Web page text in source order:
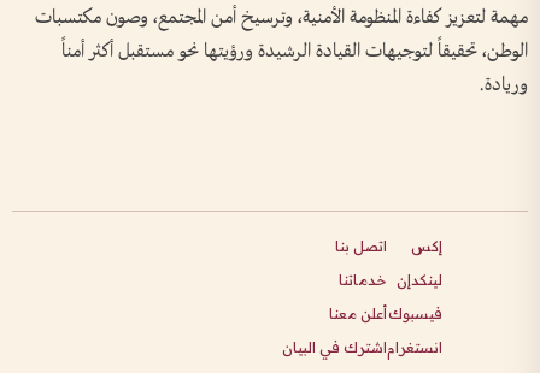
مهمة لتعزيز كفاءة المنظومة الأمنية، وترسيخ أمن المجتمع، وصون مكتسبات
الوطن، تحقيقاً لتوجيهات القيادة الرشيدة ورؤيتها نحو مستقبل أكثر أمناً
وريادة.
إكس
لينكدإن
فيسبوك
انستغرام
اتصل بنا
خدماتنا
أعلن معنا
اشترك في البيان